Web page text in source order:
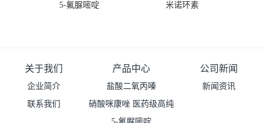
5-氟脲嘧啶 米诺环素
关于我们
企业简介
联系我们
产品中心
盐酸二氧丙嗪
硝酸咪康唑 医药级高纯
公司新闻
新闻资讯